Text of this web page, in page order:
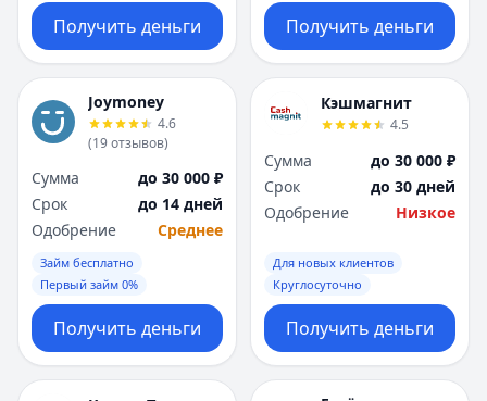
Получить деньги Получить деньги
Joymoney
4.6
(19отзывов)
Сумма
до 30 000 ₽
Срок
до 14 дней
Одобрение
Среднее
Займ бесплатно
Первый займ 0%
Получить деньги
Кэшмагнит
4.5
Сумма
до 30 000 ₽
Срок
до 30 дней
Одобрение
Низкое
Для новых клиентов
Круглосуточно
Получить деньги